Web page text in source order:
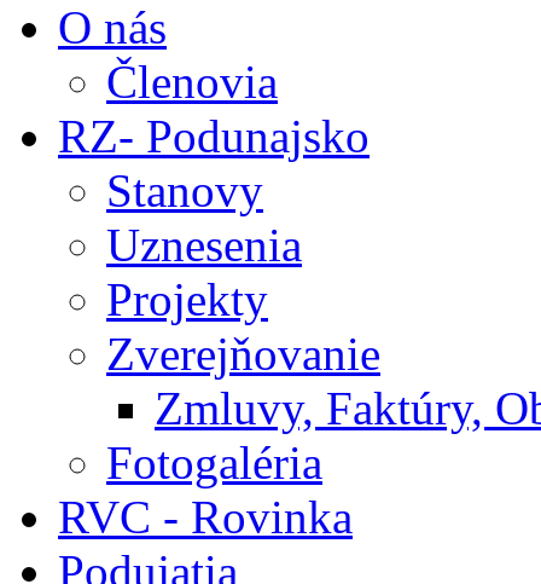
O nás
Členovia
RZ- Podunajsko
Stanovy
Uznesenia
Projekty
Zverejňovanie
Zmluvy, Faktúry,
Fotogaléria
RVC - Rovinka
Podujatia